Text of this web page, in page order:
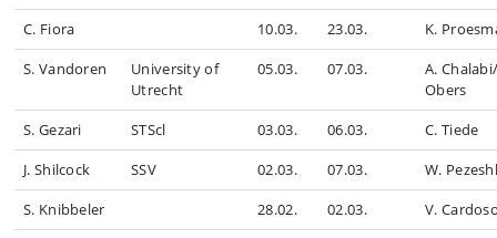
C. Fiora
10.03. 23.03.
K.
S. Vandoren
University of
Utrecht
05.03. 07.03.
A.
Obers
S. Gezari
STScl 03.03. 06.03.
C. Tiede
J. Shilcock
SSV 02.03. 07.03.
W.
S. Knibbeler
28.02. 02.03.
V.